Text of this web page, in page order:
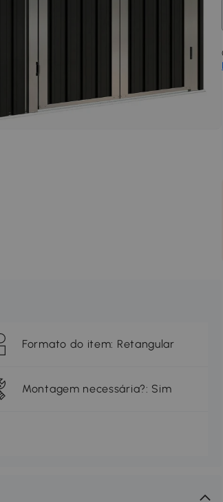
Formato do item: Retangular
Montagem necessária?: Sim